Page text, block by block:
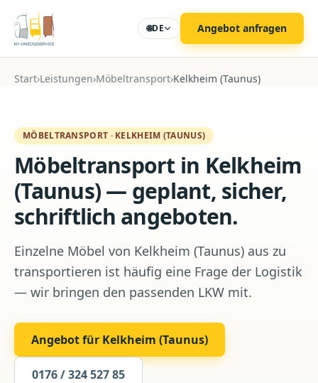
Zum Hauptinhalt
🌐DE Angebot anfragen
Start›Leistungen›Möbeltransport›Kelkheim (Taunus)
MÖBELTRANSPORT · KELKHEIM (TAUNUS)
Möbeltransport in Kelkheim
(Taunus) — geplant, sicher,
schriftlich angeboten.
Einzelne Möbel von Kelkheim (Taunus) aus zu
transportieren ist häufig eine Frage der Logistik
— wir bringen den passenden LKW mit.
Angebot für Kelkheim (Taunus)
0176 / 324 527 85